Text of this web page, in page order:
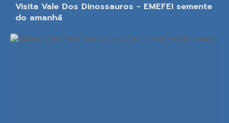
Visita Vale Dos Dinossauros - EMEFEI semente
do amanhã